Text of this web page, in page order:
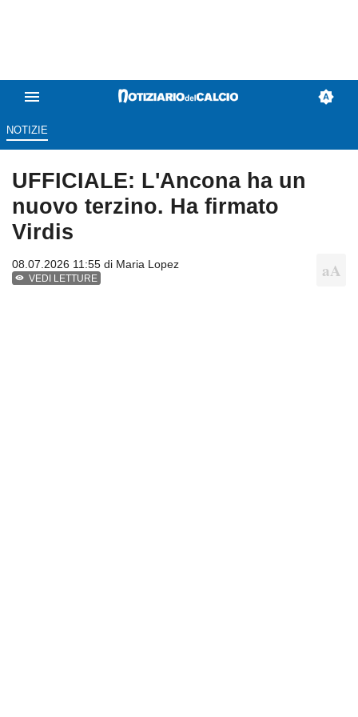
NOTIZIE
UFFICIALE: L'Ancona ha un
nuovo terzino. Ha firmato
Virdis
08.07.2026 11:55 di Maria Lopez
VEDI LETTURE